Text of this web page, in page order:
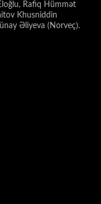
Rafiq Hümmət
Khusniddin
Əliyeva (Norveç).